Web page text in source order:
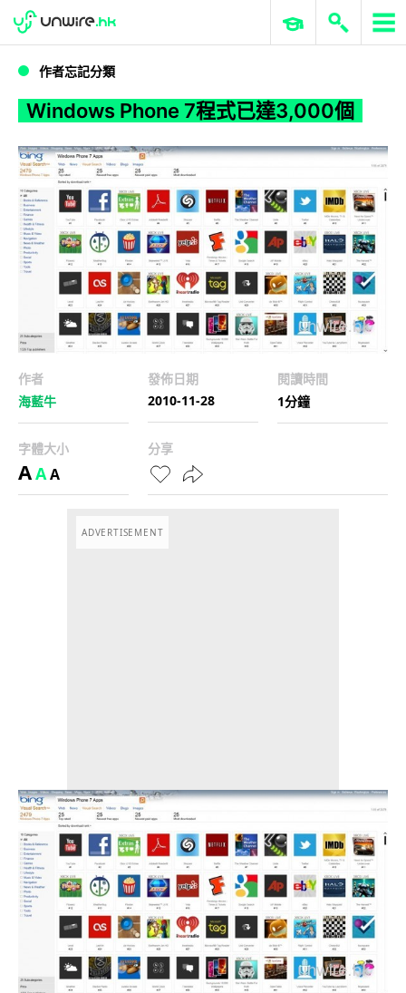
Windows Phone 7程式已達3,000個
WWDC 2026 ERP 與商業 AI
作者忘記分類
Windows Phone 7程式已達3,000個
作者
海藍牛
發佈日期
2010-11-28
閱讀時間
1分鐘
字體大小
AAA
分享
ADVERTISEMENT